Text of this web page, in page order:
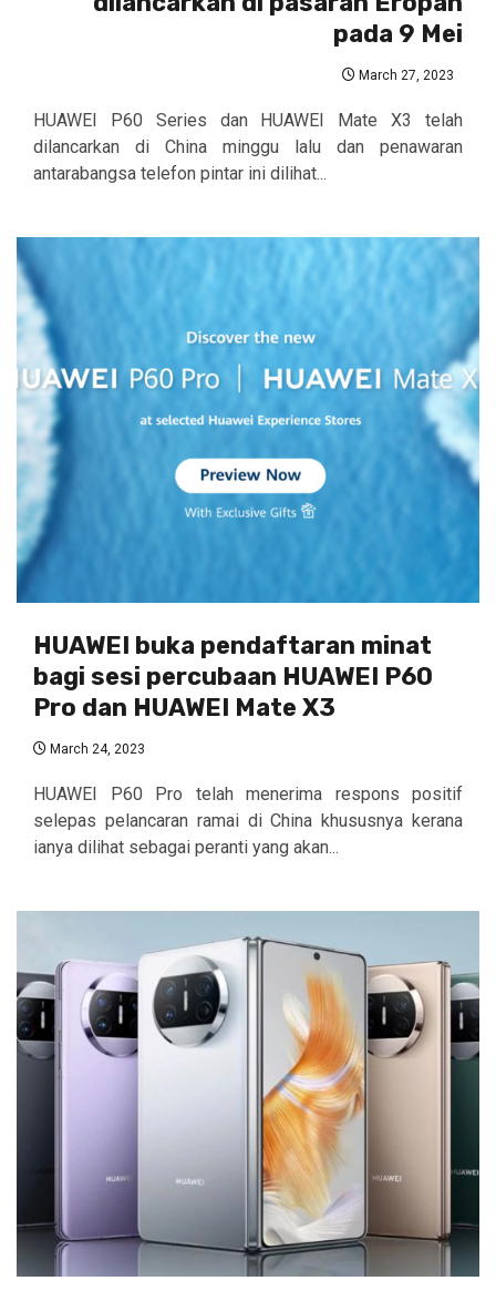
pada 9 Mei
March 27, 2023
HUAWEI P60 Series dan HUAWEI Mate X3 telah
dilancarkan di China minggu lalu dan penawaran
antarabangsa telefon pintar ini dilihat...
HUAWEI buka pendaftaran minat
bagi sesi percubaan HUAWEI P60
Pro dan HUAWEI Mate X3
March 24, 2023
HUAWEI P60 Pro telah menerima respons positif
selepas pelancaran ramai di China khususnya kerana
ianya dilihat sebagai peranti yang akan...